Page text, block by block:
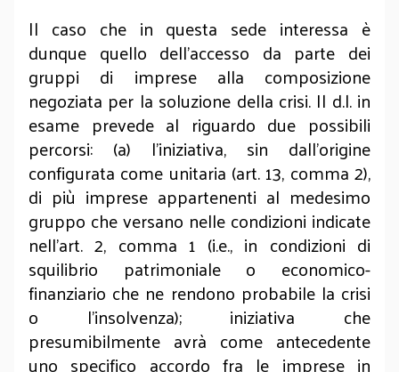
Il caso che in questa sede interessa è
dunque quello dell’accesso da parte dei
gruppi di imprese alla composizione
negoziata per la soluzione della crisi. Il d.l. in
esame prevede al riguardo due possibili
percorsi: (a) l’iniziativa, sin dall’origine
configurata come unitaria (art. 13, comma 2),
di più imprese appartenenti al medesimo
gruppo che versano nelle condizioni indicate
nell’art. 2, comma 1 (i.e., in condizioni di
squilibrio patrimoniale o economico-
finanziario che ne rendono probabile la crisi
o l’insolvenza); iniziativa che
presumibilmente avrà come antecedente
uno specifico accordo fra le imprese in